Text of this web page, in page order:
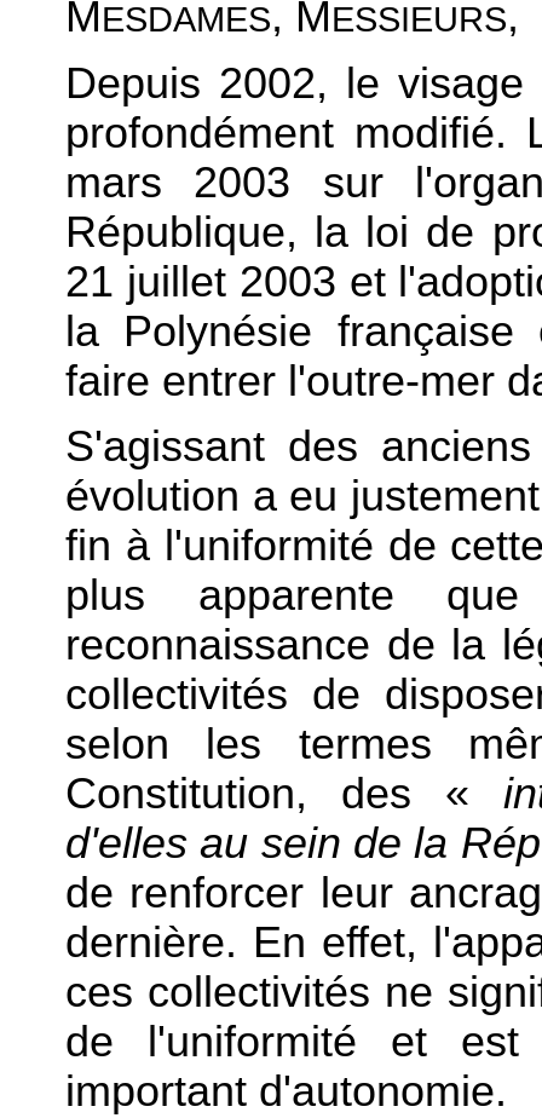
MESDAMES, MESSIEURS,
Depuis 2002, le
profondément modifié.
mars 2003 sur
République, la loi de
21 juillet 2003 et
la Polynésie
faire entrer l'outre-mer
S'agissant des
évolution a eu
fin à l'uniformité de
plus apparente
reconnaissance de la
collectivités de
selon les termes
Constitution, des «
d'elles au sein de la
de renforcer leur
dernière. En effet,
ces collectivités ne
de l'uniformité et est
important d'autonomie.